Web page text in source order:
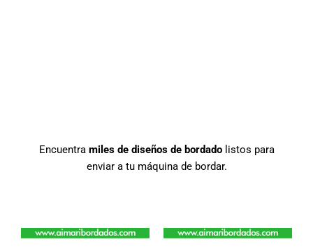
Encuentra miles de diseños de bordado listos para
enviar a tu máquina de bordar.